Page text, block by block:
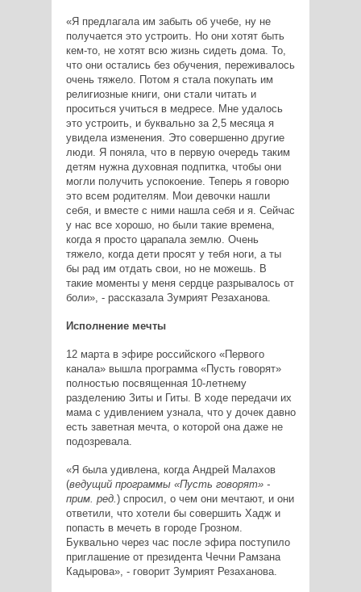
«Я предлагала им забыть об учебе, ну не
получается это устроить. Но они хотят быть
кем-то, не хотят всю жизнь сидеть дома. То,
что они остались без обучения, переживалось
очень тяжело. Потом я стала покупать им
религиозные книги, они стали читать и
проситься учиться в медресе. Мне удалось
это устроить, и буквально за 2,5 месяца я
увидела изменения. Это совершенно другие
люди. Я поняла, что в первую очередь таким
детям нужна духовная подпитка, чтобы они
могли получить успокоение. Теперь я говорю
это всем родителям. Мои девочки нашли
себя, и вместе с ними нашла себя и я. Сейчас
у нас все хорошо, но были такие времена,
когда я просто царапала землю. Очень
тяжело, когда дети просят у тебя ноги, а ты
бы рад им отдать свои, но не можешь. В
такие моменты у меня сердце разрывалось от
боли», - рассказала Зумрият Резаханова.
Исполнение мечты
12 марта в эфире российского «Первого
канала» вышла программа «Пусть говорят»
полностью посвященная 10-летнему
разделению Зиты и Гиты. В ходе передачи их
мама с удивлением узнала, что у дочек давно
есть заветная мечта, о которой она даже не
подозревала.
«Я была удивлена, когда Андрей Малахов
(ведущий программы «Пусть говорят» -
прим. ред.) спросил, о чем они мечтают, и они
ответили, что хотели бы совершить Хадж и
попасть в мечеть в городе Грозном.
Буквально через час после эфира поступило
приглашение от президента Чечни Рамзана
Кадырова», - говорит Зумрият Резаханова.